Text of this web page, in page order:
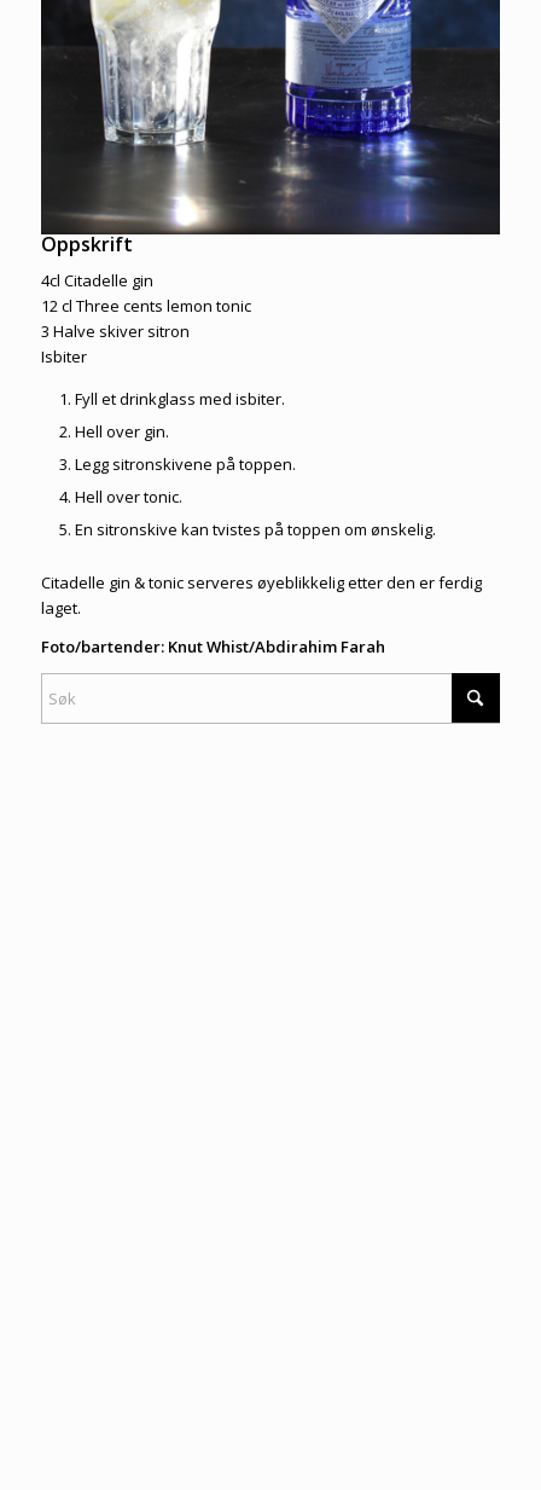
Oppskrift
4cl Citadelle gin
12 cl Three cents lemon tonic
3 Halve skiver sitron
Isbiter
Fyll et drinkglass med isbiter.
Hell over gin.
Legg sitronskivene på toppen.
Hell over tonic.
En sitronskive kan tvistes på toppen om ønskelig.
Citadelle gin & tonic serveres øyeblikkelig etter den er ferdig
laget.
Foto/bartender: Knut Whist/Abdirahim Farah